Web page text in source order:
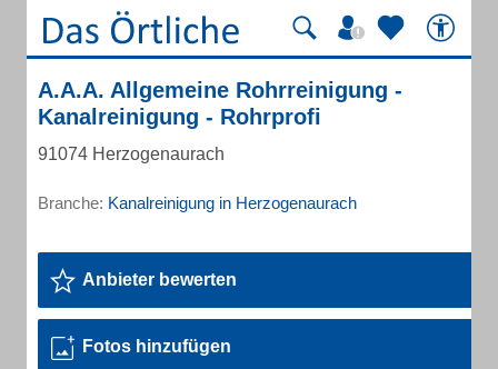
A.A.A. Allgemeine Rohrreinigung -
Kanalreinigung - Rohrprofi
91074 Herzogenaurach
Branche: Kanalreinigung in Herzogenaurach
Anbieter bewerten
Fotos hinzufügen